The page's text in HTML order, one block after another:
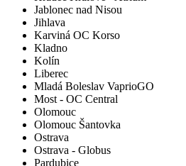
Jablonec nad Nisou
Jihlava
Karviná OC Korso
Kladno
Kolín
Liberec
Mladá Boleslav VaprioGO
Most - OC Central
Olomouc
Olomouc Šantovka
Ostrava
Ostrava - Globus
Pardubice